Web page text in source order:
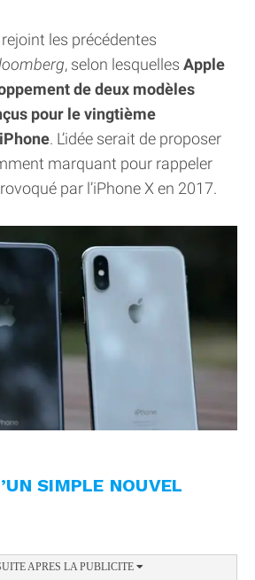
les précédentes
, selon lesquelles Apple
de deux modèles
pour le vingtième
. L’idée serait de proposer
marquant pour rappeler
par l’iPhone X en 2017.
SIMPLE NOUVEL